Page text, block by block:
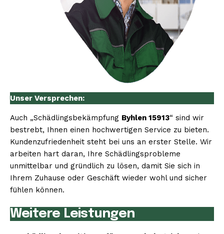
Unser Versprechen:
Auch „Schädlingsbekämpfung Byhlen 15913“ sind wir
bestrebt, Ihnen einen hochwertigen Service zu bieten.
Kundenzufriedenheit steht bei uns an erster Stelle. Wir
arbeiten hart daran, Ihre Schädlingsprobleme
unmittelbar und gründlich zu lösen, damit Sie sich in
Ihrem Zuhause oder Geschäft wieder wohl und sicher
fühlen können.
Weitere Leistungen